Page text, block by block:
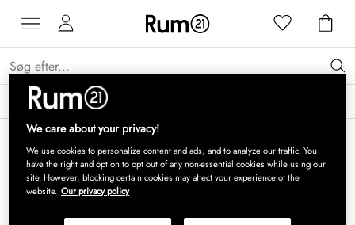
Få 15 % på Grythyttan Stålmöbler* →
We care about your privacy!
We use cookies to personalize content and ads, and to analyze our traffic. You
have the right and option to opt out of any non-essential cookies while using our
site. However, blocking certain cookies may affect your experience of the
website. Our privacy policy